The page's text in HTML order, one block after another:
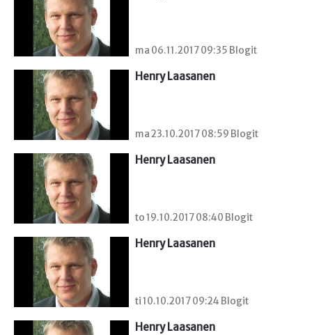
ma 06.11.2017 09:35 Blogit
Henry Laasanen
ma 23.10.2017 08:59 Blogit
Henry Laasanen
to 19.10.2017 08:40 Blogit
Henry Laasanen
ti 10.10.2017 09:24 Blogit
Henry Laasanen